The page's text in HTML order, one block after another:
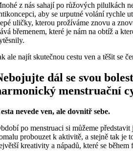
z nás sahají po růžových pilulkách
aby se urputné volání rychle
uličky, kterou prožíváme znovu a
břemenem, které je nám na obtíž a
ale najít skutečnou cestu ven a těšit se
dál se svou
menstruační
nevede ven, ale dovnitř sebe.
po menstruaci si můžeme představit
probouzet k aktivitě, a stejně tak je
kreativity a nápadů, které se